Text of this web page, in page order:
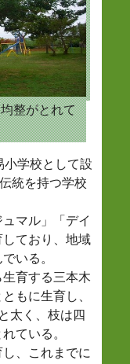
整がとれて
学校として設
統を持つ学校
マル」「デイ
ており、地域
いる。
育する三本木
もに生育し、
太く、枝は四
ている。
、これまでに